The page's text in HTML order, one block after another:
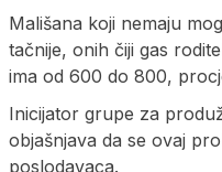
Mališana koji nemaju
tačnije, onih čiji gas
ima od 600 do 800,
Inicijator grupe za
objašnjava da se ovaj
poslodavaca.